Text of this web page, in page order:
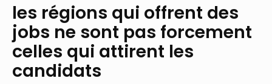
les régions qui offrent des
jobs ne sont pas forcement
celles qui attirent les
candidats